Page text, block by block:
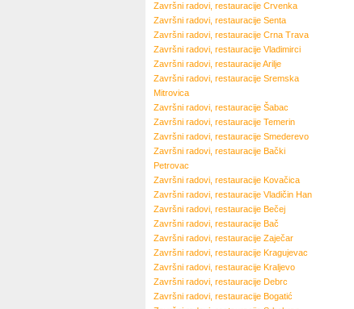
Završni radovi, restauracije Crvenka
Završni radovi, restauracije Senta
Završni radovi, restauracije Crna Trava
Završni radovi, restauracije Vladimirci
Završni radovi, restauracijeArilje
Završni radovi, restauracije Sremska
Mitrovica
Završni radovi, restauracije Šabac
Završni radovi, restauracije Temerin
Završni radovi, restauracije Smederevo
Završni radovi, restauracije Bački
Petrovac
Završni radovi, restauracije Kovačica
Završni radovi, restauracije Vladičin Han
Završni radovi, restauracije Bečej
Završni radovi, restauracije Bač
Završni radovi, restauracije Zaječar
Završni radovi, restauracije Kragujevac
Završni radovi, restauracije Kraljevo
Završni radovi, restauracije Debrc
Završni radovi, restauracije Bogatić